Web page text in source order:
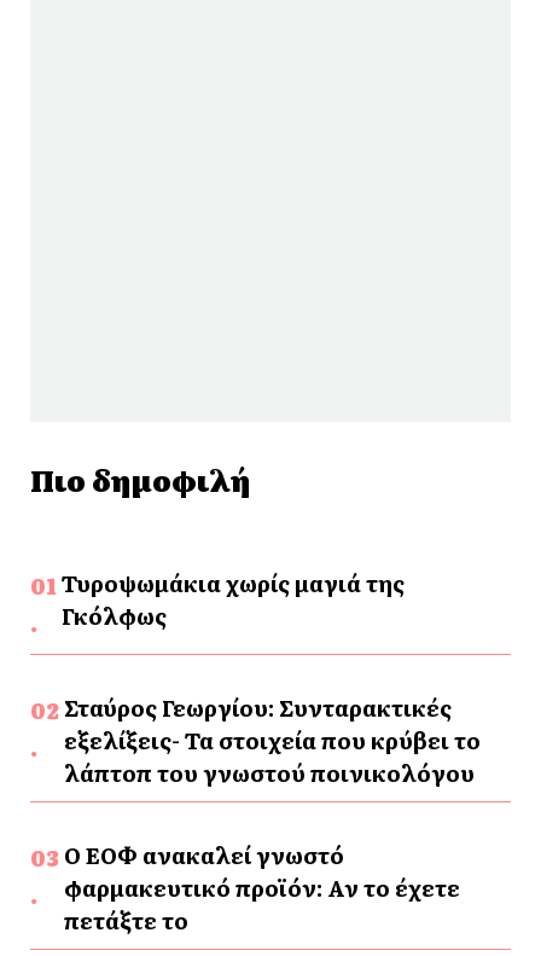
Πιο δημοφιλή
Τυροψωμάκια χωρίς μαγιά της
Γκόλφως
Σταύρος Γεωργίου: Συνταρακτικές
εξελίξεις- Τα στοιχεία που κρύβει το
λάπτοπ του γνωστού ποινικολόγου
Ο ΕΟΦ ανακαλεί γνωστό
φαρμακευτικό προϊόν: Αν το έχετε
πετάξτε το